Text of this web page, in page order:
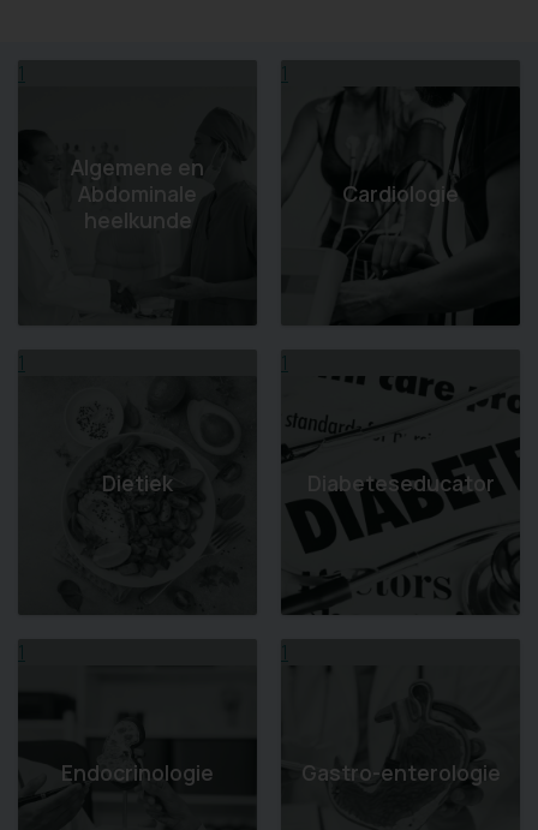
1
Algemene en
Abdominale
heelkunde
1
Cardiologie
1
Dietiek
1
Diabeteseducator
1
Endocrinologie
1
Gastro-enterologie